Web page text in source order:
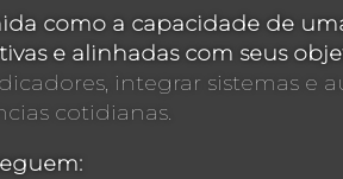
como a capacidade de
e alinhadas com seus
integrar sistemas e
cotidianas.